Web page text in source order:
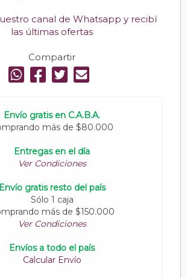
canal de Whatsapp y recibí
las últimas ofertas
Compartir
Envío gratis en C.A.B.A.
más de $80.000
Entregas en el día
Ver Condiciones
Envío gratis resto del país
Sólo 1 caja
más de $150.000
Ver Condiciones
Envíos a todo el país
Calcular Envío